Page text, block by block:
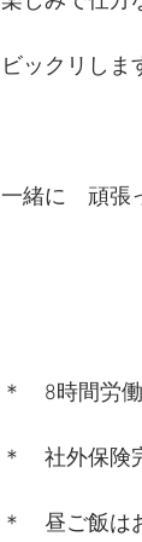
ビックリしま
一緒に　頑張
＊　8時間労
＊　社外保
＊　昼ご飯は